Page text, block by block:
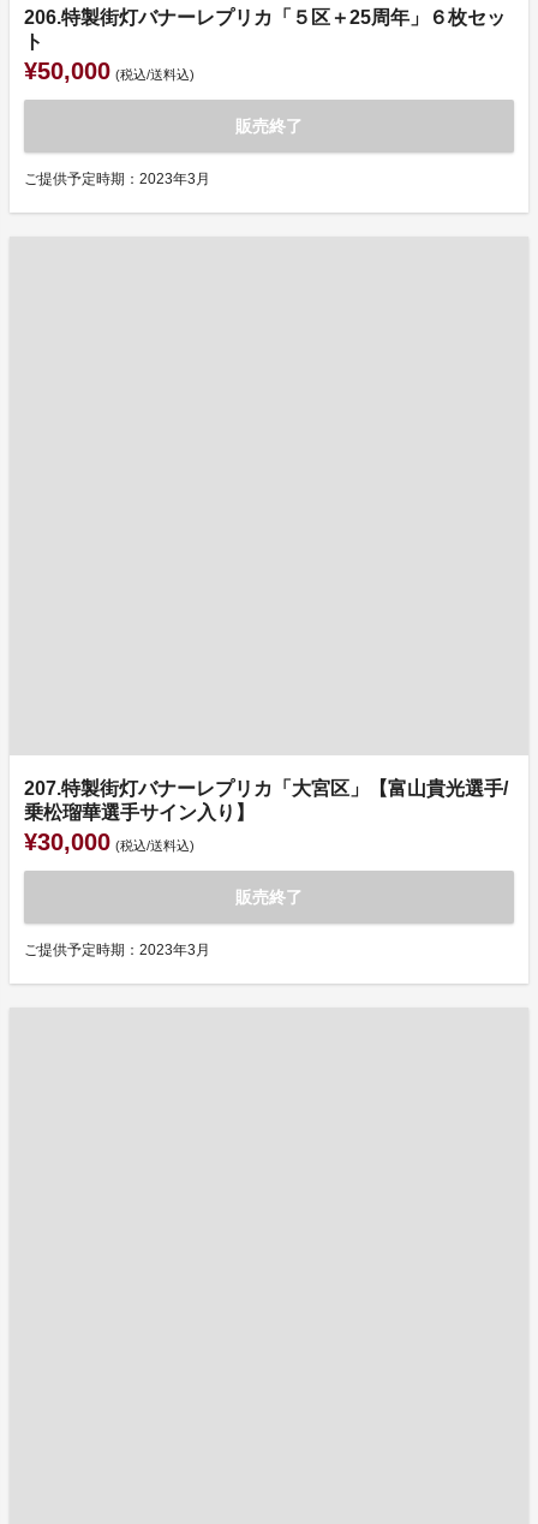
206.特製街灯バナーレプリカ「５区＋25周年」６枚セッ
ト
¥50,000 (税込/送料込)
販売終了
ご提供予定時期：2023年3月
207.特製街灯バナーレプリカ「大宮区」【富山貴光選手/
乗松瑠華選手サイン入り】
¥30,000 (税込/送料込)
販売終了
ご提供予定時期：2023年3月